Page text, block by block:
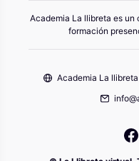
Academia La llibreta es
formación
Academia La llibreta